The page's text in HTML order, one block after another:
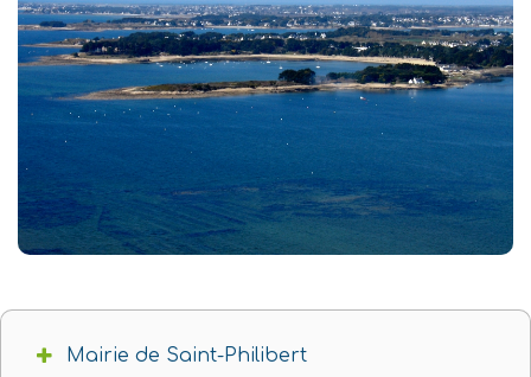
Mairie de Saint-Philibert